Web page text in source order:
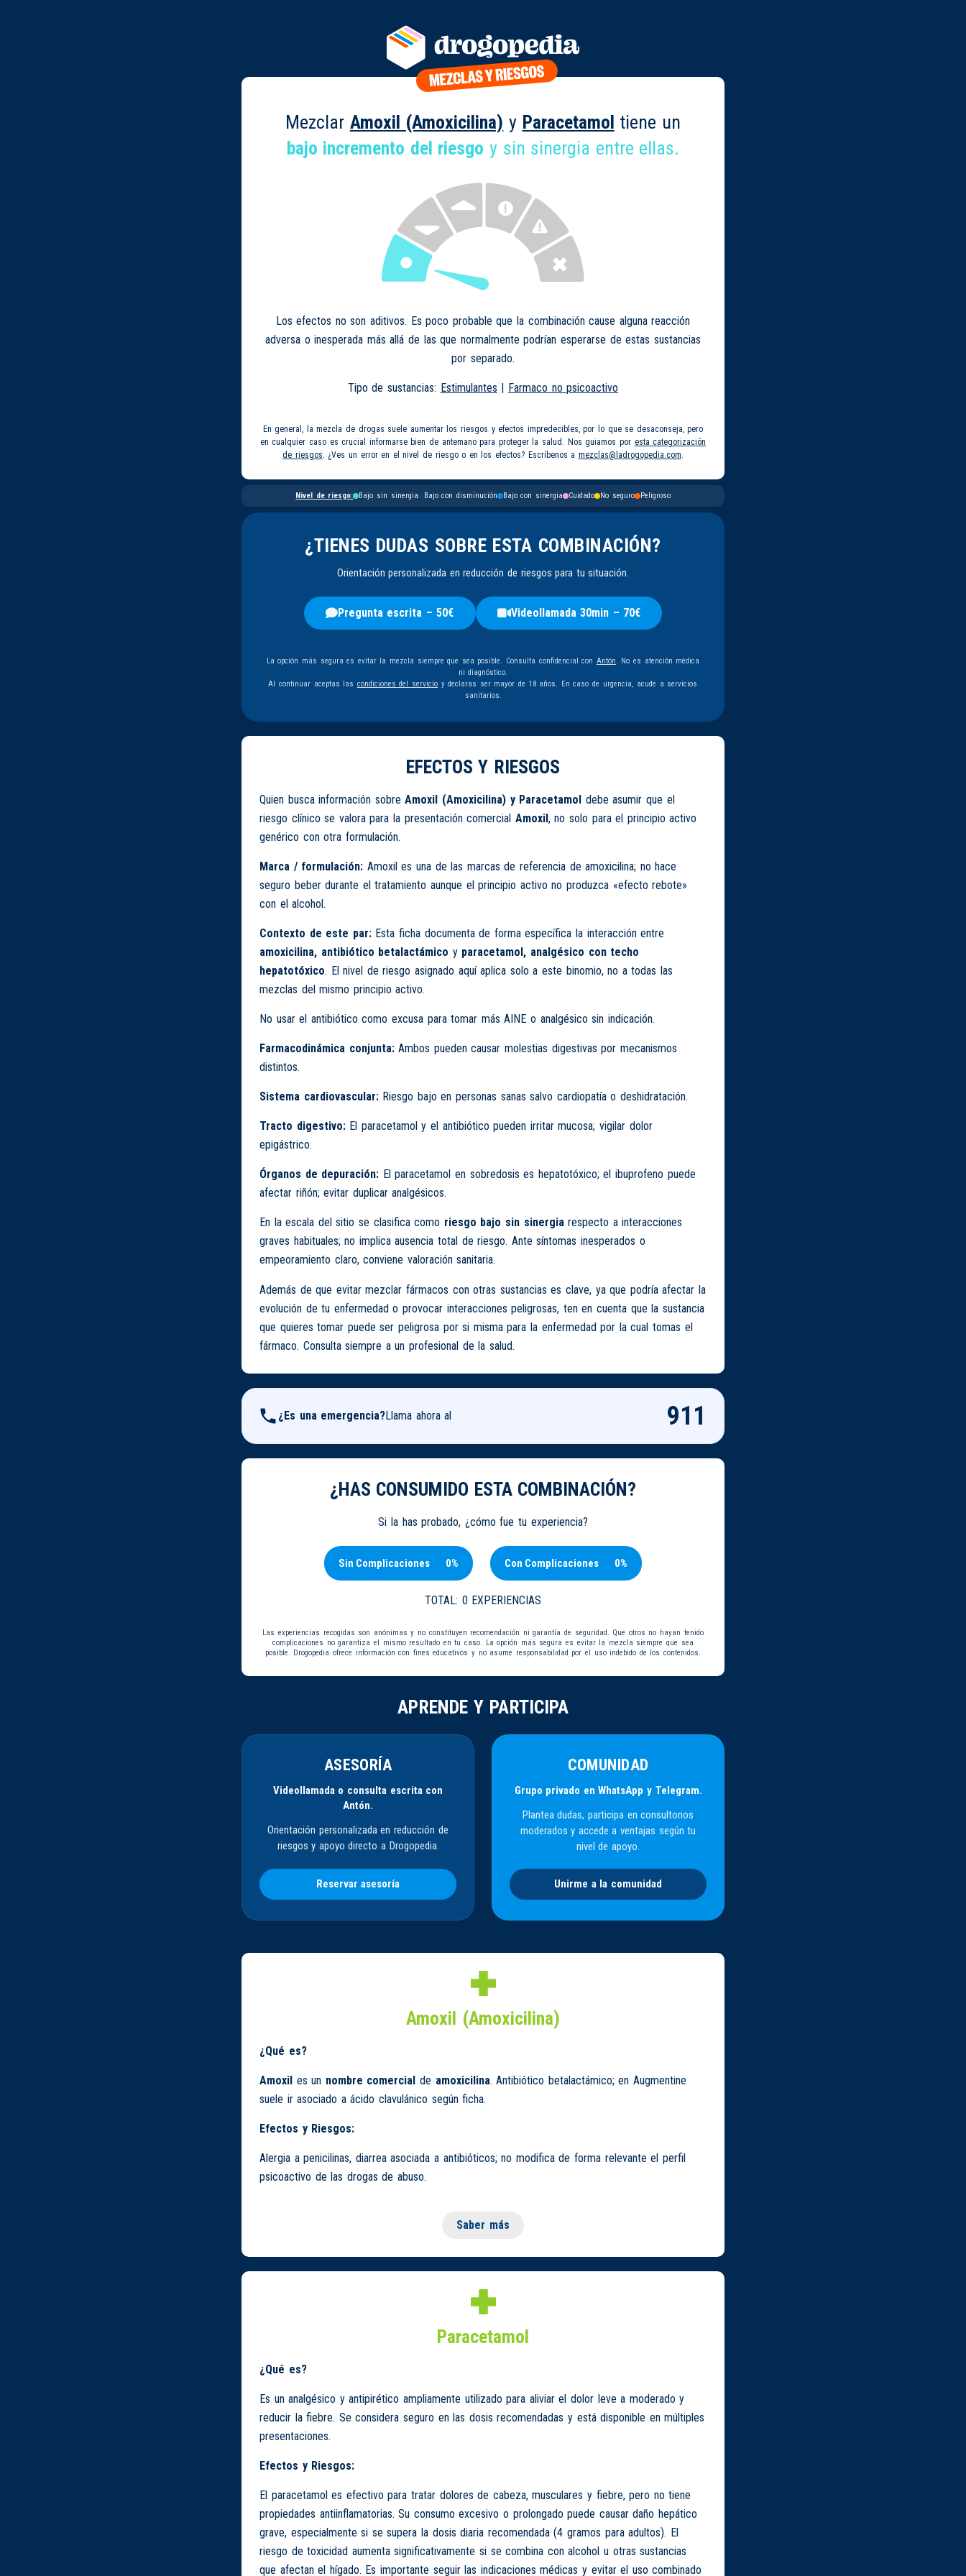
Mezclar Amoxil (Amoxicilina) y Paracetamol tiene un
bajo incremento del riesgo y sin sinergia entre ellas.
Los efectos no son aditivos. Es poco probable que la combinación cause alguna reacción
adversa o inesperada más allá de las que normalmente podrían esperarse de estas sustancias
por separado.
Tipo de sustancias: Estimulantes | Farmaco no psicoactivo
En general, la mezcla de drogas suele aumentar los riesgos y efectos impredecibles, por lo que se desaconseja, pero
en cualquier caso es crucial informarse bien de antemano para proteger la salud. Nos guiamos por esta categorización
de riesgos. ¿Ves un error en el nivel de riesgo o en los efectos? Escríbenos a mezclas@ladrogopedia.com.
Nivel de riesgo: Bajo sin sinergia Bajo con disminución Bajo con sinergia Cuidado No seguro Peligroso
¿TIENES DUDAS SOBRE ESTA COMBINACIÓN?
Orientación personalizada en reducción de riesgos para tu situación.
Pregunta escrita – 50€ Videollamada 30min – 70€
La opción más segura es evitar la mezcla siempre que sea posible. Consulta confidencial con Antón. No es atención médica
ni diagnóstico.
Al continuar aceptas las condiciones del servicio y declaras ser mayor de 18 años. En caso de urgencia, acude a servicios
sanitarios.
EFECTOS Y RIESGOS
Quien busca información sobreAmoxil (Amoxicilina) y Paracetamol debe asumir que el
riesgo clínico se valora para la presentación comercial Amoxil, no solo para el principio activo
genérico con otra formulación.
Marca / formulación: Amoxil es una de las marcas de referencia de amoxicilina; no hace
seguro beber durante el tratamiento aunque el principio activo no produzca «efecto rebote»
con el alcohol.
Contexto de este par:Esta ficha documenta de forma específica la interacción entre
amoxicilina, antibiótico betalactámico y paracetamol, analgésico con techo
hepatotóxico. El nivel de riesgo asignado aquí aplica solo a este binomio, no a todas las
mezclas del mismo principio activo.
No usar el antibiótico como excusa para tomar más AINE o analgésico sin indicación.
Farmacodinámica conjunta:Ambos pueden causar molestias digestivas por mecanismos
distintos.
Sistema cardiovascular:Riesgo bajo en personas sanas salvo cardiopatía o deshidratación.
Tracto digestivo:El paracetamol y el antibiótico pueden irritar mucosa; vigilar dolor
epigástrico.
Órganos de depuración: El paracetamol en sobredosis es hepatotóxico; el ibuprofeno puede
afectar riñón; evitar duplicar analgésicos.
En la escala del sitio se clasifica como riesgo bajo sin sinergiarespecto a interacciones
graves habituales; no implica ausencia total de riesgo. Ante síntomas inesperados o
empeoramiento claro, conviene valoración sanitaria.
Además de que evitar mezclar fármacos con otras sustancias es clave, ya que podría afectar la
evolución de tu enfermedad o provocar interacciones peligrosas, ten en cuenta que la sustancia
que quieres tomar puede ser peligrosa por si misma para la enfermedad por la cual tomas el
fármaco. Consulta siempre a un profesional de la salud.
¿Es una emergencia?Llama ahora al 911
¿HAS CONSUMIDO ESTA COMBINACIÓN?
Si la has probado, ¿cómo fue tu experiencia?
Sin Complicaciones 0% Con Complicaciones 0%
TOTAL: 0 EXPERIENCIAS
Las experiencias recogidas son anónimas y no constituyen recomendación ni garantía de seguridad. Que otros no hayan tenido
complicaciones no garantiza el mismo resultado en tu caso. La opción más segura es evitar la mezcla siempre que sea
posible. Drogopedia ofrece información con fines educativos y no asume responsabilidad por el uso indebido de los contenidos.
APRENDE Y PARTICIPA
ASESORÍA
Videollamada o consulta escrita con
Antón.
Orientación personalizada en reducción de
riesgos y apoyo directo a Drogopedia.
Reservar asesoría
COMUNIDAD
Grupo privado en WhatsApp y Telegram.
Plantea dudas, participa en consultorios
moderados y accede a ventajas según tu
nivel de apoyo.
Unirme a la comunidad
Amoxil (Amoxicilina)
¿Qué es?
Amoxil es un nombre comercial de amoxicilina. Antibiótico betalactámico; en Augmentine
suele ir asociado a ácido clavulánico según ficha.
Efectos y Riesgos:
Alergia a penicilinas, diarrea asociada a antibióticos; no modifica de forma relevante el perfil
psicoactivo de las drogas de abuso.
Saber más
Paracetamol
¿Qué es?
Es un analgésico y antipirético ampliamente utilizado para aliviar el dolor leve a moderado y
reducir la fiebre. Se considera seguro en las dosis recomendadas y está disponible en múltiples
presentaciones.
Efectos y Riesgos:
El paracetamol es efectivo para tratar dolores de cabeza, musculares y fiebre, pero no tiene
propiedades antiinflamatorias. Su consumo excesivo o prolongado puede causar daño hepático
grave, especialmente si se supera la dosis diaria recomendada (4 gramos para adultos). El
riesgo de toxicidad aumenta significativamente si se combina con alcohol u otras sustancias
que afectan el hígado. Es importante seguir las indicaciones médicas y evitar el uso combinado